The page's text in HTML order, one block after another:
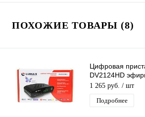
ПОХОЖИЕ ТОВАРЫ (8)
Цифровая
DV2124HD
бесплатно,
приемник. тв
1 265 руб. / шт
Подробнее